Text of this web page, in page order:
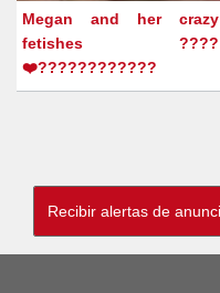
Megan and her crazy
fetishes ????
❤️????????????